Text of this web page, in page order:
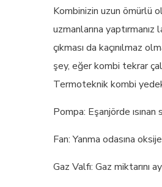
Kombinizin uzun ömürlü
uzmanlarına
çıkması da kaçınılmaz
şey, eğer kombi tekrar
Termoteknik kombi
Pompa: Eşanjörde
Fan: Yanma odasına
Gaz Valfı: Gaz miktarını